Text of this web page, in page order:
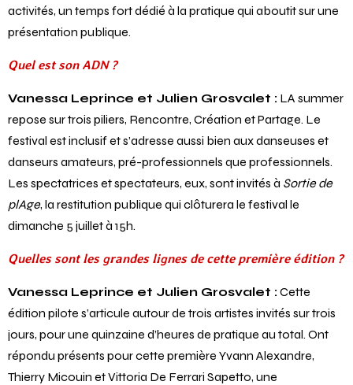
activités, un temps fort dédié à la pratique qui aboutit sur une
présentation publique.
Quel est son ADN ?
Vanessa Leprince et Julien Grosvalet : LA summer
repose sur trois piliers, Rencontre, Création et Partage. Le
festival est inclusif et s’adresse aussi bien aux danseuses et
danseurs amateurs, pré-professionnels que professionnels.
Les spectatrices et spectateurs, eux, sont invités à Sortie de
plAge, la restitution publique qui clôturera le festival le
dimanche 5 juillet à 15h.
Quelles sont les grandes lignes de cette première édition ?
Vanessa Leprince et Julien Grosvalet :Cette
édition pilote s’articule autour de trois artistes invités sur trois
jours, pour une quinzaine d’heures de pratique au total. Ont
répondu présents pour cette première Yvann Alexandre,
Thierry Micouin et Vittoria De Ferrari Sapetto, une